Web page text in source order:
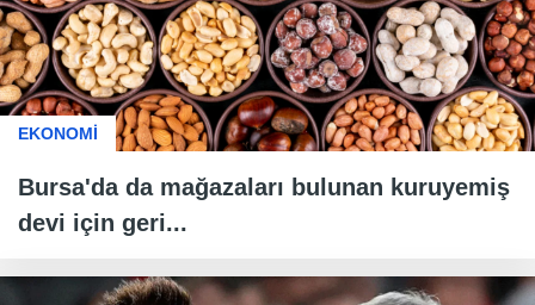
EKONOMİ
Bursa'da da mağazaları bulunan kuruyemiş
devi için geri...